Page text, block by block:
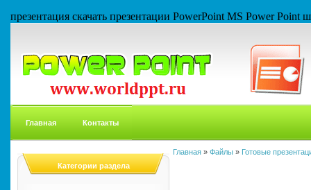
презентация скачать презентации PowerPoint MS Power
Главная Контакты
Категории раздела
Главная » Файлы » Готовые